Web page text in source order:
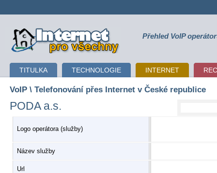
WiFi Internet pro
všechny
Přehled VoIP
TITULKA TECHNOLOGIE INTERNET
VoIP \ Telefonování přes Internet v České republice
PODA a.s.
Logo operátora (služby)
Název služby
Url